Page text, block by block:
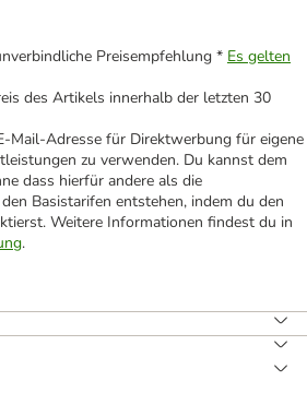
Preisempfehlung * Es gelten
des Artikels innerhalb der letzten 30
Mail-Adresse für Direktwerbung für eigene
zu verwenden. Du kannst dem
dass hierfür andere als die
Basistarifen entstehen, indem du den
Weitere Informationen findest du in
.